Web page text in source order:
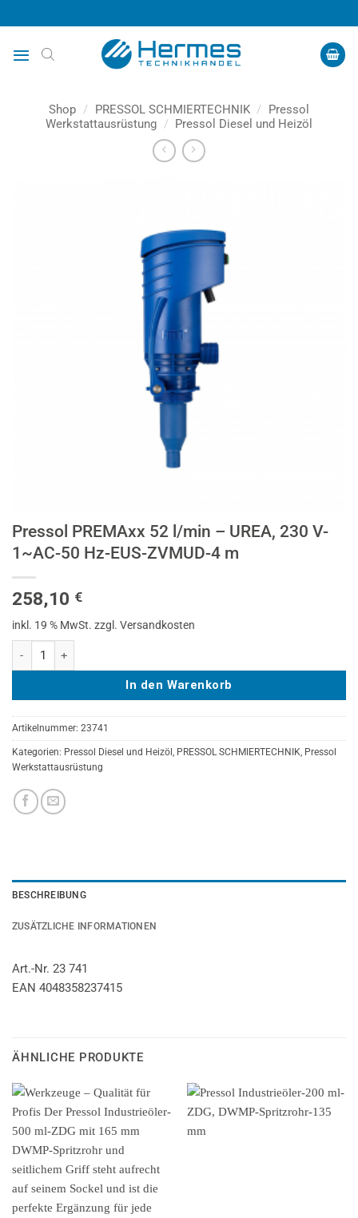
Inhalt
springen
Shop / PRESSOL SCHMIERTECHNIK /
Pressol
Werkstattausrüstung / Pressol Diesel und Heizöl
Pressol PREMAxx 52 l/min – UREA, 230 V-
1~AC-50 Hz-EUS-ZVMUD-4 m
258,10 €
inkl. 19 % MwSt. zzgl. Versandkosten
Pressol PREMAxx 52 l/min - UREA, 230 V-1~AC-50 Hz-EUS-ZVMUD-4
In den Warenkorb
Artikelnummer: 23741
Kategorien: Pressol Diesel und Heizöl , PRESSOL SCHMIERTECHNIK, Pressol
Werkstattausrüstung
BESCHREIBUNG
ZUSÄTZLICHE INFORMATIONEN
Art.-Nr. 23 741
EAN 4048358237415
ÄHNLICHE PRODUKTE